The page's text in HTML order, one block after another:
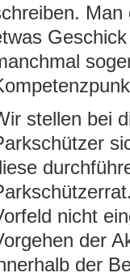
stellen bei
nicht
der
der